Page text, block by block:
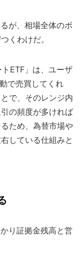
が、相場全体のボ
くわけだ。
ETF」は、ユーザ
で売買してくれ
で、そのレンジ内
の頻度が多ければ
ため、為替市場や
している仕組みと
り証拠金残高と営